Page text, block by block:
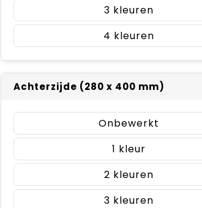
3
4
Achterzijde (280 x 400 mm)
Onbewerkt
1
2
3